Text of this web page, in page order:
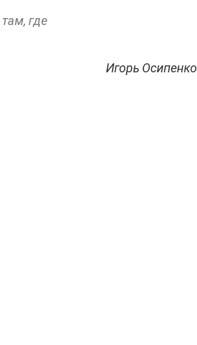
там, где
Игорь Осипенко